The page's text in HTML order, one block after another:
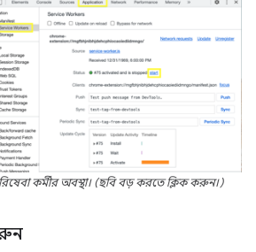
কর্মীর অবস্থা। (ছবি বড় করতে ক্লিক করুন।)